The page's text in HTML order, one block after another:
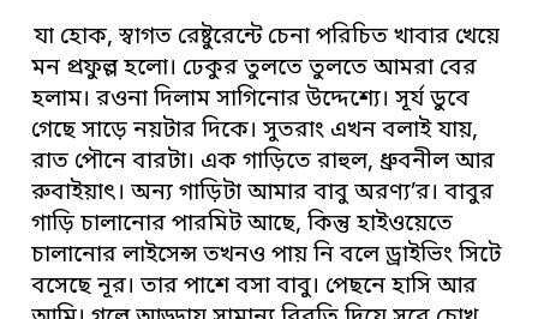
যা হোক, স্বাগত রেষ্টুরেন্টে চেনা পরিচিত খাবার খেয়ে
মন প্রফুল্ল হলো। ঢেকুর তুলতে তুলতে আমরা বের
হলাম। রওনা দিলাম সাগিনোর উদ্দেশ্যে। সূর্য ডুবে
গেছে সাড়ে নয়টার দিকে। সুতরাং এখন বলাই যায়,
রাত পৌনে বারটা। এক গাড়িতে রাহুল, ধ্রুবনীল আর
রুবাইয়াৎ। অন্য গাড়িটা আমার বাবু অরণ্য’র। বাবুর
গাড়ি চালানোর পারমিট আছে, কিন্তু হাইওয়েতে
চালানোর লাইসেন্স তখনও পায় নি বলে ড্রাইভিং সিটে
বসেছে নূর। তার পাশে বসা বাবু। পেছনে হাসি আর